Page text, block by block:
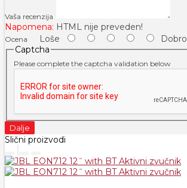
Vaša recenzija
Napomena: HTML nije preveden!
Ocena Loše
Dobro
Captcha
Please complete the captcha validation below
Dalje
Slični proizvodi